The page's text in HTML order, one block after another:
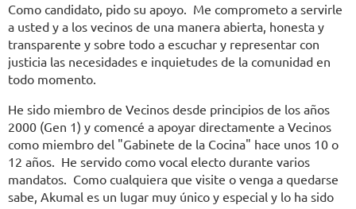
Como candidato, pido su apoyo. Me comprometo a servirle
a usted y a los vecinos de una manera abierta, honesta y
transparente y sobre todo a escuchar y representar con
justicia las necesidades e inquietudes de la comunidad en
todo momento.
He sido miembro de Vecinos desde principios de los años
2000 (Gen 1) y comencé a apoyar directamente a Vecinos
como miembro del "Gabinete de la Cocina" hace unos 10 o
12 años. He servido como vocal electo durante varios
mandatos. Como cualquiera que visite o venga a quedarse
sabe, Akumal es un lugar muy único y especial y lo ha sido